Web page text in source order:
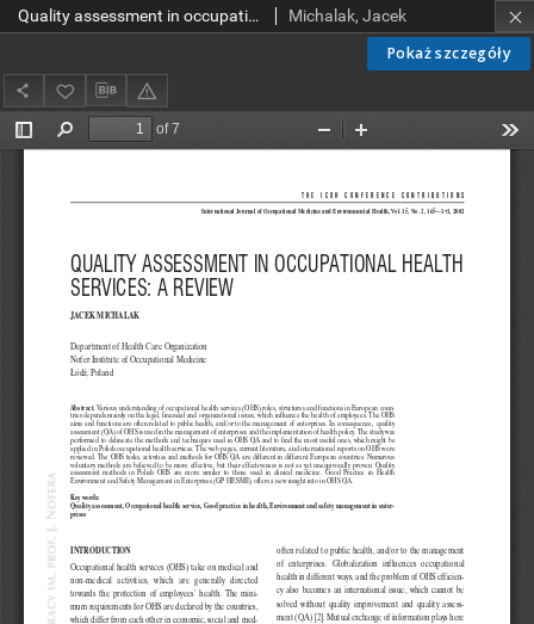
Pokaż szczegóły
Quality assessment in occupational health services: a review Michalak, Jacek